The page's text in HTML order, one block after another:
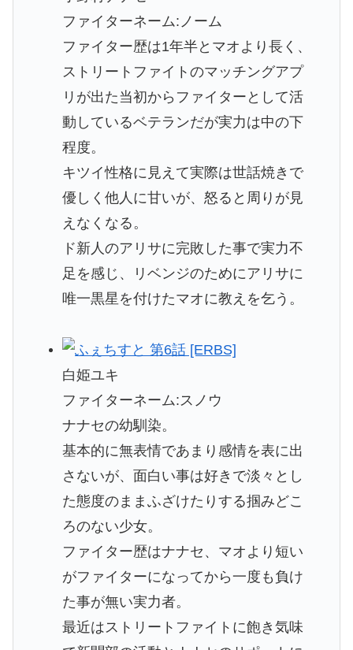
ファイターネーム:ノーム
ファイター歴は1年半とマオより長く、
ストリートファイトのマッチングアプ
リが出た当初からファイターとして活
動しているベテランだが実力は中の下
程度。
キツイ性格に見えて実際は世話焼きで
優しく他人に甘いが、怒ると周りが見
えなくなる。
ド新人のアリサに完敗した事で実力不
足を感じ、リベンジのためにアリサに
唯一黒星を付けたマオに教えを乞う。
白姫ユキ
ファイターネーム:スノウ
ナナセの幼馴染。
基本的に無表情であまり感情を表に出
さないが、面白い事は好きで淡々とし
た態度のままふざけたりする掴みどこ
ろのない少女。
ファイター歴はナナセ、マオより短い
がファイターになってから一度も負け
た事が無い実力者。
最近はストリートファイトに飽き気味